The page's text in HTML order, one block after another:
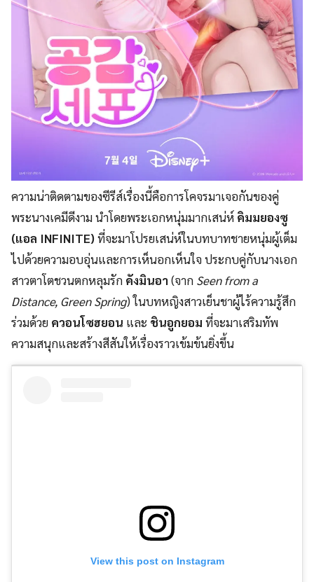
ความน่าติดตามของซีรีส์เรื่องนี้คือการโคจรมาเจอกันของคู่
พระนางเคมีดีงาม นำโดยพระเอกหนุ่มมากเสน่ห์ คิมมยองซู
(แอล INFINITE)ที่จะมาโปรยเสน่ห์ในบทบาทชายหนุ่มผู้เต็ม
ไปด้วยความอบอุ่นและการเห็นอกเห็นใจ ประกบคู่กับนางเอก
สาวตาโตชวนตกหลุมรัก คังมินอา(จาก Seen from a
Distance, Green Spring) ในบทหญิงสาวเย็นชาผู้ไร้ความรู้สึก
ร่วมด้วย ควอนโซฮยอน และ ชินอูกยอม ที่จะมาเสริมทัพ
ความสนุกและสร้างสีสันให้เรื่องราวเข้มข้นยิ่งขึ้น
View this post on Instagram